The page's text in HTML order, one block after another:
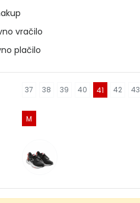
vračilo
plačilo
37 38 39 40 41 42 43
M